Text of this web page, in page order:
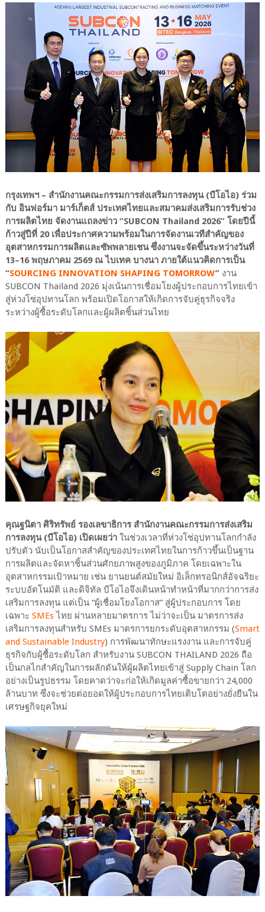
กรุงเทพฯ – สำนักงานคณะกรรมการส่งเสริมการลงทุน (บีโอไอ) ร่วม
กับ อินฟอร์มา มาร์เก็ตส์ ประเทศไทยและสมาคมส่งเสริมการรับช่วง
การผลิตไทย จัดงานแถลงข่าว “SUBCON Thailand 2026” โดยปีนี้
ก้าวสู่ปีที่ 20 เพื่อประกาศความพร้อมในการจัดงานเวทีสำคัญของ
อุตสาหกรรมการผลิตและซัพพลายเชน ซึ่งงานจะจัดขึ้นระหว่างวันที่
13–16 พฤษภาคม 2569 ณ ไบเทค บางนา ภายใต้แนวคิดการเป็น
“SOURCING INNOVATION SHAPING TOMORROW”งาน
SUBCON Thailand 2026 มุ่งเน้นการเชื่อมโยงผู้ประกอบการไทยเข้า
สู่ห่วงโซ่อุปทานโลก พร้อมเปิดโอกาสให้เกิดการจับคู่ธุรกิจจริง
ระหว่างผู้ซื้อระดับโลกและผู้ผลิตชิ้นส่วนไทย
คุณฐนิตา ศิริทรัพย์ รองเลขาธิการ สำนักงานคณะกรรมการส่งเสริม
การลงทุน (บีโอไอ) เปิดเผยว่า ในช่วงเวลาที่ห่วงโซ่อุปทานโลกกำลัง
ปรับตัว นับเป็นโอกาสสำคัญของประเทศไทยในการก้าวขึ้นเป็นฐาน
การผลิตและจัดหาชิ้นส่วนศักยภาพสูงของภูมิภาค โดยเฉพาะใน
อุตสาหกรรมเป้าหมาย เช่น ยานยนต์สมัยใหม่ อิเล็กทรอนิกส์อัจฉริยะ
ระบบอัตโนมัติ และดิจิทัล บีโอไอจึงเดินหน้าทำหน้าที่มากกว่าการส่ง
เสริมการลงทุน แต่เป็น “ผู้เชื่อมโยงโอกาส” สู่ผู้ประกอบการ โดย
เฉพาะ SMEsไทย ผ่านหลายมาตรการ ไม่ว่าจะเป็น มาตรการส่ง
เสริมการลงทุนสำหรับ SMEs มาตรการยกระดับอุตสาหกรรม (Smart
and Sustainable Industry) การพัฒนาทักษะแรงงาน และการจับคู่
ธุรกิจกับผู้ซื้อระดับโลก สำหรับงาน SUBCON THAILAND 2026 ถือ
เป็นกลไกสำคัญในการผลักดันให้ผู้ผลิตไทยเข้าสู่ Supply Chain โลก
อย่างเป็นรูปธรรม โดยคาดว่าจะก่อให้เกิดมูลค่าซื้อขายกว่า 24,000
ล้านบาท ซึ่งจะช่วยต่อยอดให้ผู้ประกอบการไทยเติบโตอย่างยั่งยืนใน
เศรษฐกิจยุคใหม่